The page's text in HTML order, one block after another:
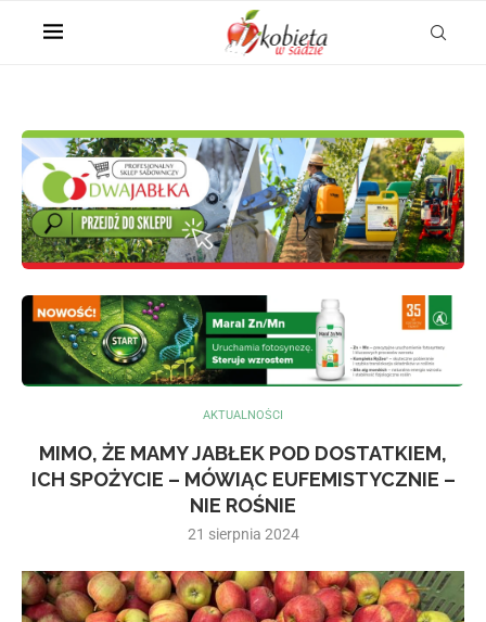
AKTUALNOŚCI
MIMO, ŻE MAMY JABŁEK POD DOSTATKIEM,
ICH SPOŻYCIE – MÓWIĄC EUFEMISTYCZNIE –
NIE ROŚNIE
21 sierpnia 2024